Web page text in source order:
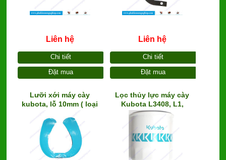
Liên hệ
Chi tiết
Đặt mua
Liên hệ
Chi tiết
Đặt mua
Lưỡi xới máy cày
kubota, lỗ 10mm ( loại
Lọc thủy lực máy cày
Kubota L3408, L1,
GL,Yanmar, Mitsubishi